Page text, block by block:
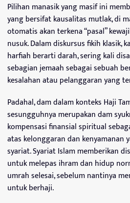
Pilihan manasik yang masif ini
yang bersifat kausalitas mutlak, di
otomatis akan terkena “pasal”
nusuk. Dalam diskursus fikih klasik,
harfiah berarti darah, sering kali
sebagian jemaah sebagai sebuah
kesalahan atau pelanggaran yang
Padahal, dam dalam konteks Haji
sesungguhnya merupakan dam
kompensasi finansial spiritual
atas kelonggaran dan kenyamanan
syariat. Syariat Islam memberikan
untuk melepas ihram dan hidup
umrah selesai, sebelum nantinya
untuk berhaji.